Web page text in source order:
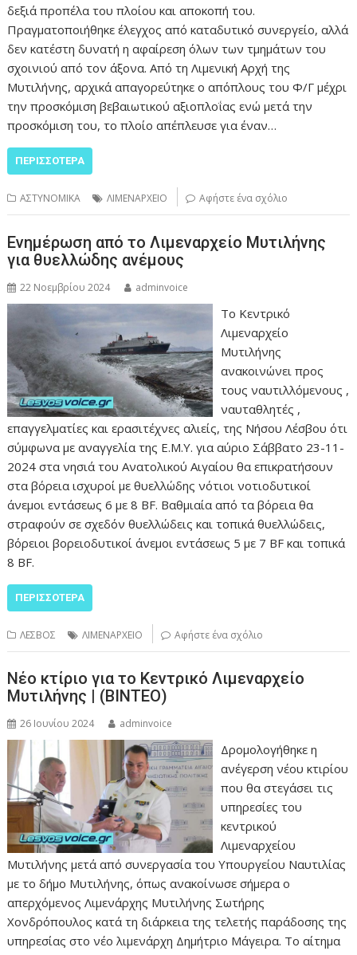
δεξιά προπέλα του πλοίου και αποκοπή του.
Πραγματοποιήθηκε έλεγχος από καταδυτικό συνεργείο, αλλά
δεν κατέστη δυνατή η αφαίρεση όλων των τμημάτων του
σχοινιού από τον άξονα. Από τη Λιμενική Αρχή της
Μυτιλήνης, αρχικά απαγορεύτηκε ο απόπλους του Φ/Γ μέχρι
την προσκόμιση βεβαιωτικού αξιοπλοΐας ενώ μετά την
προσκόμιση του, το πλοίο απέπλευσε για έναν…
ΠΕΡΙΣΣΌΤΕΡΑ
ΑΣΤΥΝΟΜΙΚΑ ΛΙΜΕΝΑΡΧΕΙΟ Αφήστε ένα σχόλιο
Ενημέρωση από το Λιμεναρχείο Μυτιλήνης
για θυελλώδης ανέμους
22 Νοεμβρίου 2024 adminvoice
Το Κεντρικό
Λιμεναρχείο
Μυτιλήνης
ανακοινώνει προς
τους ναυτιλλόμενους ,
ναυταθλητές ,
επαγγελματίες και ερασιτέχνες αλιείς, της Νήσου Λέσβου ότι
σύμφωνα με αναγγελία της Ε.Μ.Υ. για αύριο Σάββατο 23-11-
2024 στα νησιά του Ανατολικού Αιγαίου θα επικρατήσουν
στα βόρεια ισχυροί με θυελλώδης νότιοι νοτιοδυτικοί
άνεμοι εντάσεως 6 με 8 BF. Βαθμιαία από τα βόρεια θα
στραφούν σε σχεδόν θυελλώδεις και τοπικά θυελλώδεις,
βόρειοι βορειοδυτικοί άνεμοι εντάσεως 5 με 7 BF και τοπικά
8 BF.
ΠΕΡΙΣΣΌΤΕΡΑ
ΛΕΣΒΟΣ ΛΙΜΕΝΑΡΧΕΙΟ Αφήστε ένα σχόλιο
Νέο κτίριο για το Κεντρικό Λιμεναρχείο
Μυτιλήνης | (ΒΙΝΤΕΟ)
26 Ιουνίου 2024 adminvoice
Δρομολογήθηκε η
ανέγερση νέου κτιρίου
που θα στεγάσει τις
υπηρεσίες του
κεντρικού
Λιμεναρχείου
Μυτιλήνης μετά από συνεργασία του Υπουργείου Ναυτιλίας
με το δήμο Μυτιλήνης, όπως ανακοίνωσε σήμερα ο
απερχόμενος Λιμενάρχης Μυτιλήνης Σωτήρης
Χονδρόπουλος κατά τη διάρκεια της τελετής παράδοσης της
υπηρεσίας στο νέο λιμενάρχη Δημήτριο Μάγειρα. Το αίτημα